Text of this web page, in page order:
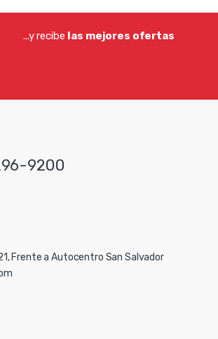
...y recibe las mejores ofertas
9200
Frente a Autocentro San Salvador